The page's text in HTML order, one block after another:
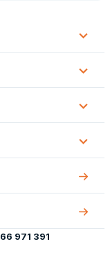
o
O
nás
971 391